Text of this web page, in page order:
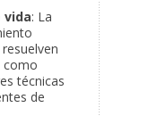
vida: La
como
técnicas
de